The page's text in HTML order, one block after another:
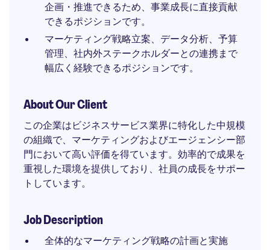
企画・推進できるため、事業成長に直接貢献
できるポジションです。
マーケティング戦略立案、データ分析、予算
管理、社内外ステークホルダーとの連携まで
幅広く経験できるポジションです。
About Our Client
この企業はビジネスサービス業界に特化した中規模
の組織で、マーケティングおよびエージェンシー部
門において高い評価を得ています。効率的で成果を
重視した環境を提供しており、社員の成長をサポー
トしています。
Job Description
全体的なマーケティング戦略の計画と実施